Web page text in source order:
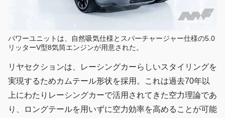
パワーユニットは、自然吸気仕様とスパーチャージャー仕様の5.0
リッターV型8気筒エンジンが用意された。
リヤセクションは、レーシングカーらしいスタイリングを
実現するためカムテール形状を採用。これは過去70年以
上にわたりレーシングカーで活用されてきた空力理論であ
り、ロングテールを用いずに空力効率を高めることが可能